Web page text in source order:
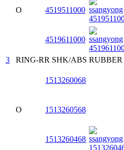
O 4519511000
4519611000
3
RING-RR SHK/ABS RUBBER
1513260068
O 1513260568
1513260468